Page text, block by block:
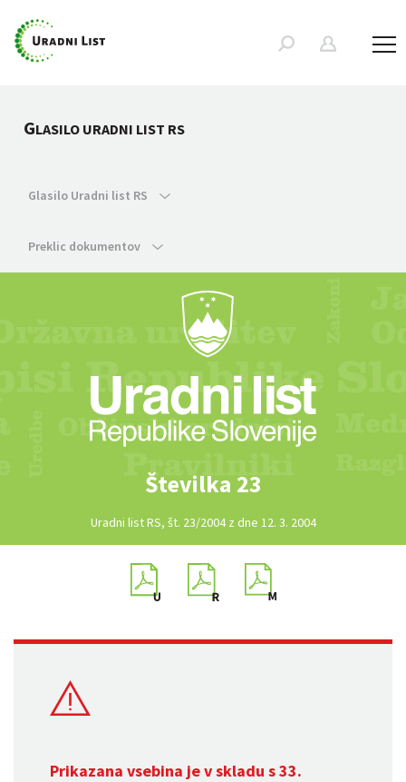
GLASILO URADNI LIST RS
Glasilo Uradni list RS
Preklic dokumentov
Številka 23
Uradni list RS, št. 23/2004 z dne 12. 3. 2004
Prikazana vsebina je v skladu s 33.